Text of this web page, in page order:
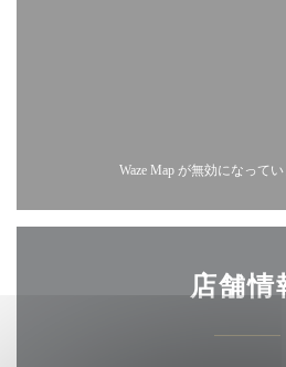
Waze Map が無効になってい
店舗情